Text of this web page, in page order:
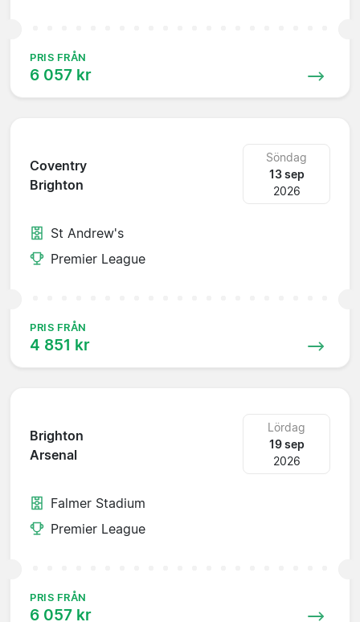
PRIS FRÅN
6 057 kr
Coventry
Brighton
Söndag
13 sep
2026
St Andrew's
Premier League
PRIS FRÅN
4 851 kr
Brighton
Arsenal
Lördag
19 sep
2026
Falmer Stadium
Premier League
PRIS FRÅN
6 057 kr